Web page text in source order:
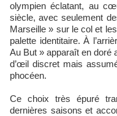
olympien éclatant, au
siècle, avec seulement
Marseille » sur le col et
palette identitaire. À
Au But » apparaît en doré
d’œil discret mais
phocéen.
Ce choix très épuré
dernières saisons et